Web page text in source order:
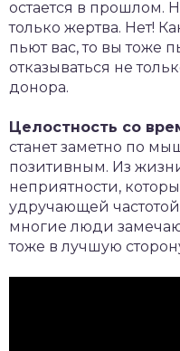
остается в прошлом.
только жертва. Нет!
пьют вас, то вы тоже
отказываться не
донора.
Целостность со
станет заметно по
позитивным. Из
неприятности,
удручающей
многие люди
тоже в лучшую